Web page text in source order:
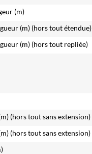
(m)
(m) (hors tout étendue)
(m) (hors tout repliée)
(hors tout sans extension)
(hors tout sans extension)